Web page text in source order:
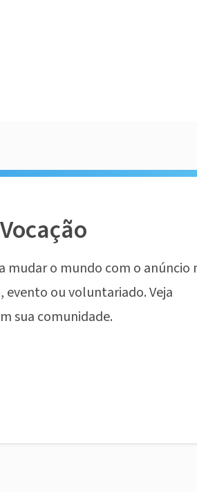
o mundo com o anúncio
ou voluntariado. Veja
sua comunidade.